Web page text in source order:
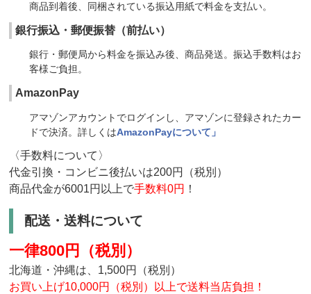
商品到着後、同梱されている振込用紙で料金を支払い。
銀行振込・郵便振替（前払い）
銀行・郵便局から料金を振込み後、商品発送。振込手数料はお
客様ご負担。
AmazonPay
アマゾンアカウントでログインし、アマゾンに登録されたカー
ドで決済。詳しくはAmazonPayについて」
〈手数料について〉
代金引換・コンビニ後払いは200円（税別）
商品代金が6001円以上で手数料0円 ！
配送・送料について
一律800円（税別）
北海道・沖縄は、1,500円（税別）
お買い上げ10,000円（税別）以上で送料当店負担！